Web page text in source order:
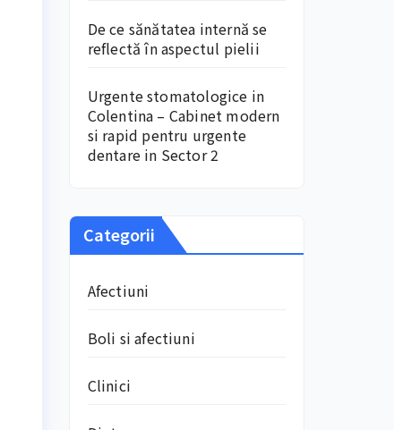
De ce sănătatea internă se
reflectă în aspectul pielii
Urgente stomatologice in
Colentina – Cabinet modern
si rapid pentru urgente
dentare in Sector 2
Categorii
Afectiuni
Boli si afectiuni
Clinici